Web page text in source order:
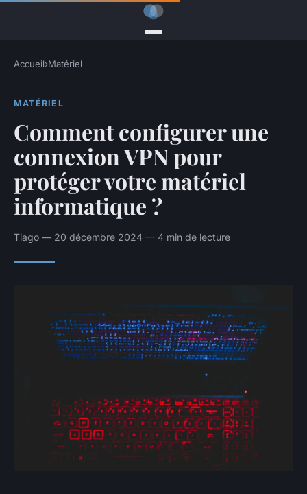
Accueil›Matériel
MATÉRIEL
Comment configurer une
connexion VPN pour
protéger votre matériel
informatique ?
Tiago — 20 décembre 2024 — 4 min de lecture